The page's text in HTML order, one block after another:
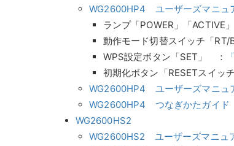
WG2600HP4 ユーザーズマニュ
ランプ「POWER」「ACTIVE
動作モード切替スイッチ「RT/
WPS設定ボタン「SET」 ：
初期化ボタン「RESETスイッ
WG2600HP4 ユーザーズマニュ
WG2600HP4 つなぎかたガイド
WG2600HS2
WG2600HS2 ユーザーズマニュ